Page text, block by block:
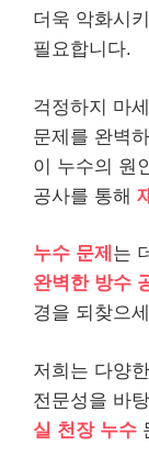
더욱 악화시
필요합니다.
걱정하지 마
문제를 완벽
이 누수의 원
공사를 통해
누수 문제 는
완벽한 방수
경을 되찾으
저희는 다양한
전문성을 바
실 천장 누수